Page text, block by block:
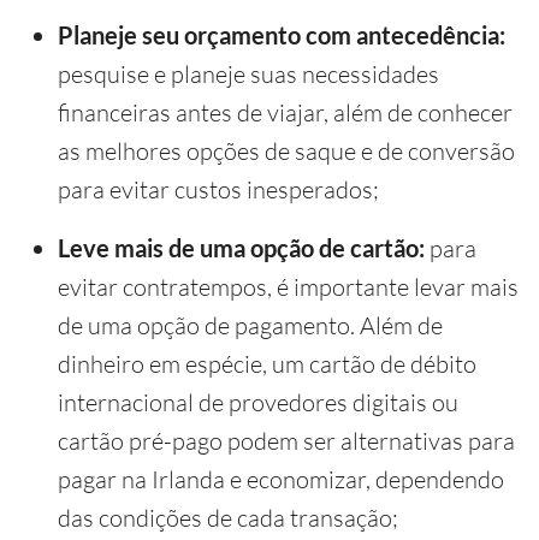
Planeje seu orçamento com antecedência:
pesquise e planeje suas necessidades
financeiras antes de viajar, além de conhecer
as melhores opções de saque e de conversão
para evitar custos inesperados;
Leve mais de uma opção de cartão: para
evitar contratempos, é importante levar mais
de uma opção de pagamento. Além de
dinheiro em espécie, um cartão de débito
internacional de provedores digitais ou
cartão pré-pago podem ser alternativas para
pagar na Irlanda e economizar, dependendo
das condições de cada transação;